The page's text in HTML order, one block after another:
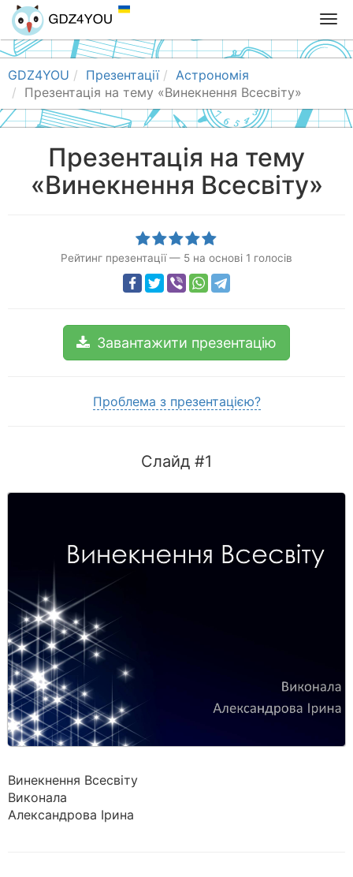
T
o
g
e
n
GDZ4YOU Презентації
Астрономія
Презентація на тему «Винекнення Всесвіту»
Презентація на тему
«Винекнення Всесвіту»
Рейтинг презентації — 5 на основі 1 голосів
Завантажити презентацію
Проблема з презентацією?
Слайд #1
Винекнення Всесвіту
Виконала
Александрова Ірина